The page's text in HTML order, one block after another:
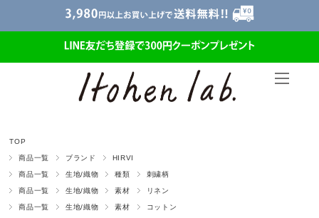
TOP
商品一覧 ブランド HIRVI
商品一覧 生地/織物 種類 刺繍柄
商品一覧 生地/織物 素材 リネン
商品一覧 生地/織物 素材 コットン